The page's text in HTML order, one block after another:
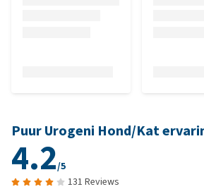
Puur Urogeni Hond/Kat
4.2/5
131 Reviews